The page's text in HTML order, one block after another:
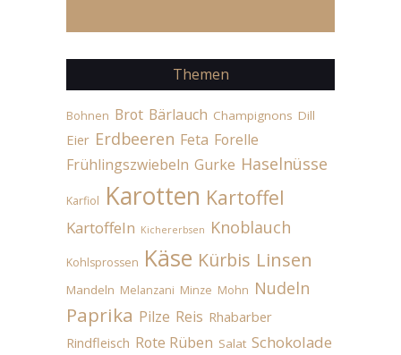
Themen
Bohnen Brot Bärlauch Champignons Dill
Eier Erdbeeren Feta Forelle
Frühlingszwiebeln Gurke Haselnüsse
Karfiol Karotten Kartoffel
Kartoffeln Kichererbsen Knoblauch
Kohlsprossen Käse Kürbis Linsen
Mandeln Melanzani Minze Mohn Nudeln
Paprika Pilze Reis Rhabarber
Rindfleisch Rote Rüben Salat Schokolade